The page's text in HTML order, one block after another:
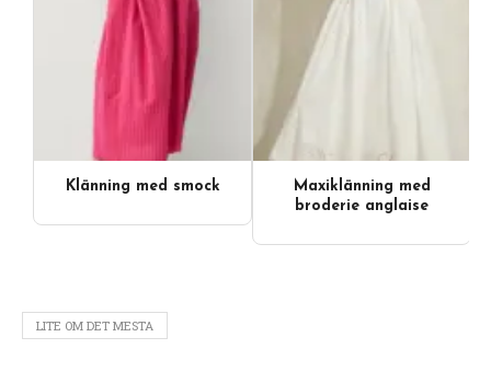
Videoinnehåll
Klänning med smock
Maxiklänning med
broderie anglaise
LITE OM DET MESTA